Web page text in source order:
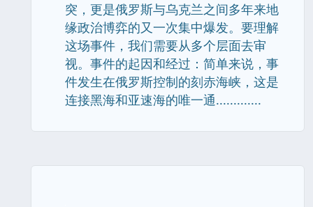
突，更是俄罗斯与乌克兰之间多年来地
缘政治博弈的又一次集中爆发。要理解
这场事件，我们需要从多个层面去审
视。事件的起因和经过：简单来说，事
件发生在俄罗斯控制的刻赤海峡，这是
连接黑海和亚速海的唯一通.............